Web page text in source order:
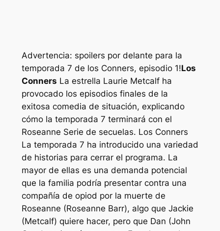
Advertencia: spoilers por delante para la
temporada 7 de los Conners, episodio 1!Los
Conners La estrella Laurie Metcalf ha
provocado los episodios finales de la
exitosa comedia de situación, explicando
cómo la temporada 7 terminará con el
Roseanne Serie de secuelas. Los Conners
La temporada 7 ha introducido una variedad
de historias para cerrar el programa. La
mayor de ellas es una demanda potencial
que la familia podría presentar contra una
compañía de opiod por la muerte de
Roseanne (Roseanne Barr), algo que Jackie
(Metcalf) quiere hacer, pero que Dan (John